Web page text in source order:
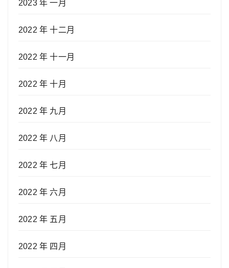
2023 年 一月
2022 年 十二月
2022 年 十一月
2022 年 十月
2022 年 九月
2022 年 八月
2022 年 七月
2022 年 六月
2022 年 五月
2022 年 四月